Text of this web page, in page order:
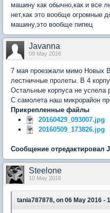
машину как обычно,как и все
нет,как это вообще огромные
машину,это вообще пипец
Javanna
09 May 2016
7 мая проезжали мимо Новых
лестничные пролеты. В 4
Остальные корпуса не успела
С самолета наш микрорайон
Прикрепленные файлы
20160429_093007.jpg
20160509_173826.jpg
Сообщение отредактировал
Steelone
10 May 2016
tania787878, on 06 May 2016 -